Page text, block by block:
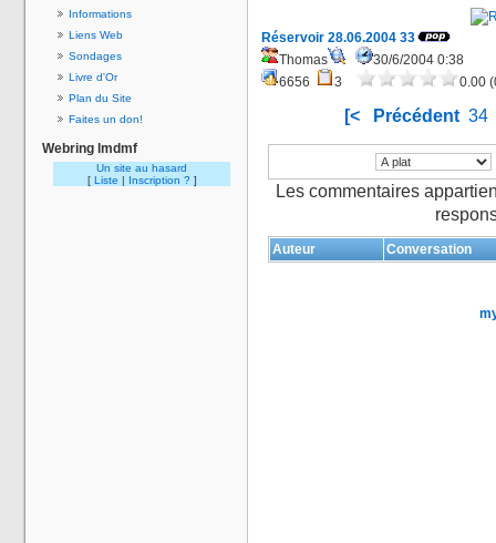
Informations
Liens Web
Sondages
Livre d'Or
Plan du Site
Faites un don!
Webring lmdmf
Un site au hasard
[ Liste | Inscription ? ]
Réservoir 28.06.2004 33
Thomas
30/6/2004 0:38
6656
3 0.00
[< Précédent 34
Les commentaires
Auteur Conversation